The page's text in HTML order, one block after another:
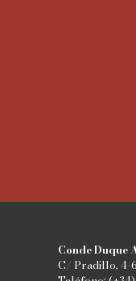
Conde Duque
C/ Pradillo, 4-